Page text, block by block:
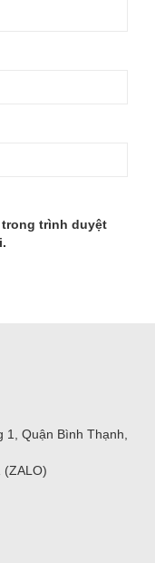
trong trình duyệt
Quận Bình Thạnh,
(ZALO)